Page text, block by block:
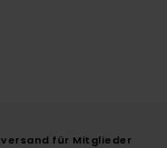
für Mitglieder